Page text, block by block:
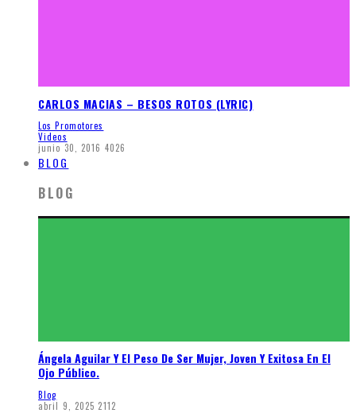
CARLOS MACIAS – BESOS ROTOS (LYRIC)
Los Promotores
Videos
junio 30, 2016 4026
BLOG
BLOG
Ángela Aguilar Y El Peso De Ser Mujer, Joven Y Exitosa En El
Ojo Público.
Blog
abril 9, 2025 2112